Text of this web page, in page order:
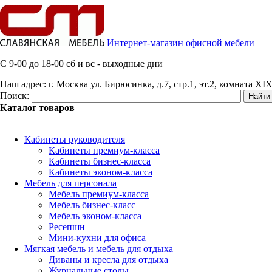
Интернет-магазин офисной мебели
C 9-00 до 18-00 сб и вс - выходные дни
Наш адрес: г. Москва ул. Бирюсинка, д.7, стр.1, эт.2, комната
Поиск:
Каталог товаров
Кабинеты руководителя
Кабинеты премиум-класса
Кабинеты бизнес-класса
Кабинеты эконом-класса
Мебель для персонала
Мебель премиум-класса
Мебель бизнес-класс
Мебель эконом-класса
Ресепшн
Мини-кухни для офиса
Мягкая мебель и мебель для отдыха
Диваны и кресла для отдыха